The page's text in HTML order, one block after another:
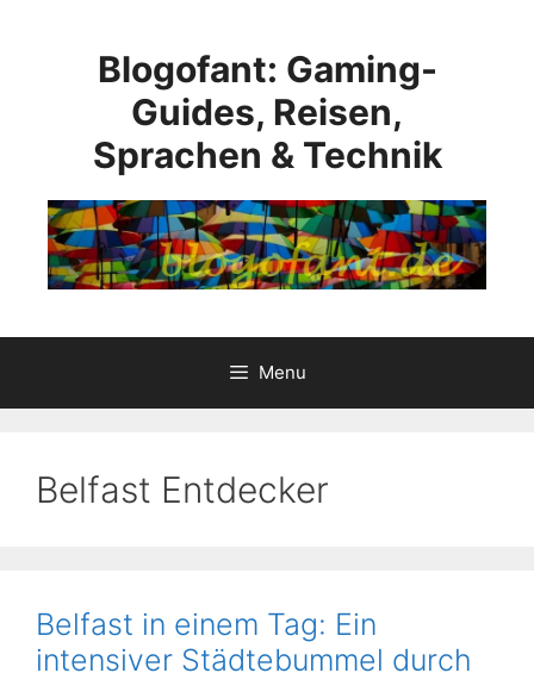
Blogofant: Gaming-
Guides, Reisen,
Sprachen & Technik
Menu
Belfast Entdecker
Belfast in einem Tag: Ein
intensiver Städtebummel durch